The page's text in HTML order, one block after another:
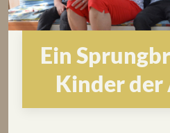
Ein
Kinder der